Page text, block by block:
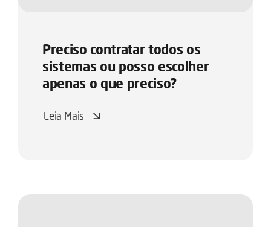
Preciso contratar todos os
sistemas ou posso escolher
apenas o que preciso?
Leia Mais